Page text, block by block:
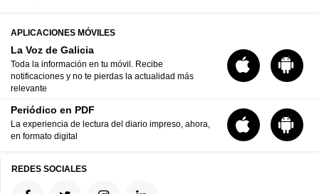
APLICACIONES MÓVILES
La Voz de Galicia
Toda la información en tu móvil. Recibe
notificaciones y no te pierdas la actualidad más
relevante
Periódico en PDF
La experiencia de lectura del diario impreso, ahora,
en formato digital
REDES SOCIALES